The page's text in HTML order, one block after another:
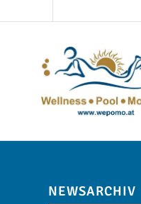
NEWSARCHIV